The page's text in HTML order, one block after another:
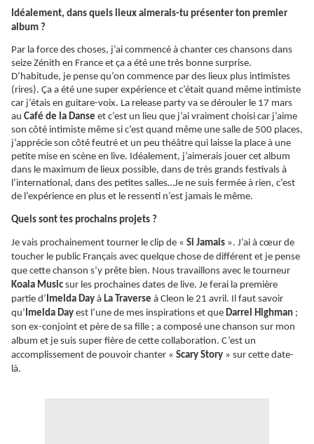
Idéalement, dans quels lieux aimerais-tu présenter ton premier
album ?
Par la force des choses, j’ai commencé à chanter ces chansons dans
seize Zénith en France et ça a été une très bonne surprise.
D’habitude, je pense qu’on commence par des lieux plus intimistes
(rires). Ça a été une super expérience et c’était quand même intimiste
car j’étais en guitare-voix. La release party va se dérouler le 17 mars
au Café de la Danse et c’est un lieu que j’ai vraiment choisi car j’aime
son côté intimiste même si c’est quand même une salle de 500 places,
j’apprécie son côté feutré et un peu théâtre qui laisse la place à une
petite mise en scène en live. Idéalement, j’aimerais jouer cet album
dans le maximum de lieux possible, dans de très grands festivals à
l’international, dans des petites salles…Je ne suis fermée à rien, c’est
de l’expérience en plus et le ressenti n’est jamais le même.
Quels sont tes prochains projets ?
Je vais prochainement tourner le clip de « Si Jamais ». J’ai à cœur de
toucher le public Français avec quelque chose de différent et je pense
que cette chanson s’y prête bien. Nous travaillons avec le tourneur
Koala Music sur les prochaines dates de live. Je ferai la première
partie d’Imelda Day à La Traverse à Cleon le 21 avril. Il faut savoir
qu’Imelda Day est l’une de mes inspirations et que Darrel Highman ;
son ex-conjoint et père de sa fille ; a composé une chanson sur mon
album et je suis super fière de cette collaboration. C’est un
accomplissement de pouvoir chanter « Scary Story » sur cette date-
là.